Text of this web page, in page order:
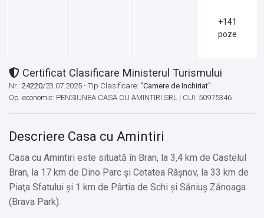
+141
poze
Certificat Clasificare Ministerul Turismului
Nr.: 24220/23.07.2025 - Tip Clasificare: "Camere de Inchiriat"
Op. economic: PENSIUNEA CASA CU AMINTIRI SRL | CUI: 50975346
Descriere Casa cu Amintiri
Casa cu Amintiri este situată în Bran, la 3,4 km de Castelul
Bran, la 17 km de Dino Parc și Cetatea Râșnov, la 33 km de
Piaţa Sfatului și 1 km de Pârtia de Schi și Săniuș Zănoaga
(Brava Park).